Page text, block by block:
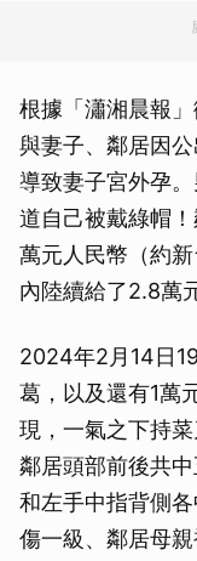
根據「瀟湘晨報
與妻子、鄰居因
導致妻子宮外孕
道自己被戴綠帽
萬元人民幣（約
內陸續給了2.8萬
2024年2月14日
葛，以及還有1萬
現，一氣之下持
鄰居頭部前後共
和左手中指背側
傷一級、鄰居母